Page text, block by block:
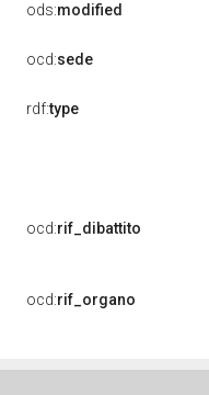
ods:modified
ocd:sede
rdf:type
ocd:rif_dibattito
ocd:rif_organo